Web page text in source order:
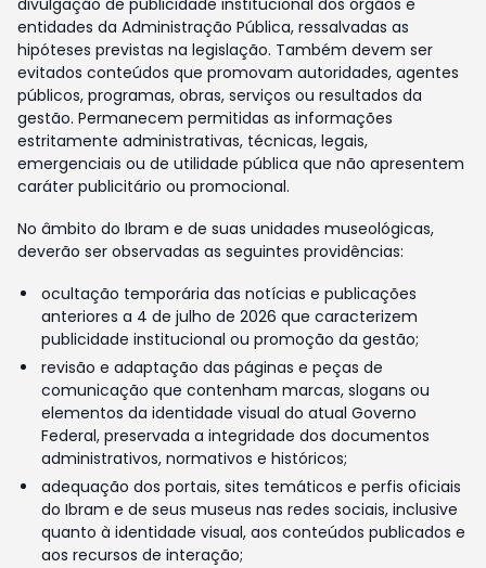
divulgação de publicidade institucional dos órgãos e
entidades da Administração Pública, ressalvadas as
hipóteses previstas na legislação. Também devem ser
evitados conteúdos que promovam autoridades, agentes
públicos, programas, obras, serviços ou resultados da
gestão. Permanecem permitidas as informações
estritamente administrativas, técnicas, legais,
emergenciais ou de utilidade pública que não apresentem
caráter publicitário ou promocional.
No âmbito do Ibram e de suas unidades museológicas,
deverão ser observadas as seguintes providências:
ocultação temporária das notícias e publicações
anteriores a 4 de julho de 2026 que caracterizem
publicidade institucional ou promoção da gestão;
revisão e adaptação das páginas e peças de
comunicação que contenham marcas, slogans ou
elementos da identidade visual do atual Governo
Federal, preservada a integridade dos documentos
administrativos, normativos e históricos;
adequação dos portais, sites temáticos e perfis oficiais
do Ibram e de seus museus nas redes sociais, inclusive
quanto à identidade visual, aos conteúdos publicados e
aos recursos de interação;